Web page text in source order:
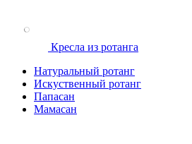
Кресла из ротанга
Натуральный ротанг
Искуственный ротанг
Папасан
Мамасан